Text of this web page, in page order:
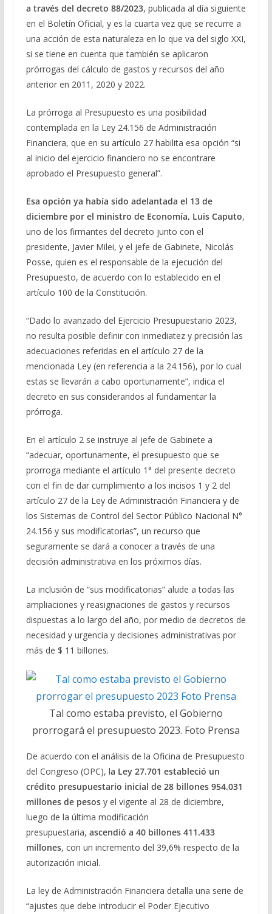
a través del decreto 88/2023, publicada al día siguiente
en el Boletín Oficial, y es la cuarta vez que se recurre a
una acción de esta naturaleza en lo que va del siglo XXI,
si se tiene en cuenta que también se aplicaron
prórrogas del cálculo de gastos y recursos del año
anterior en 2011, 2020 y 2022.
La prórroga al Presupuesto es una posibilidad
contemplada en la Ley 24.156 de Administración
Financiera, que en su artículo 27 habilita esa opción “si
al inicio del ejercicio financiero no se encontrare
aprobado el Presupuesto general”.
Esa opción ya había sido adelantada el 13 de
diciembre por el ministro de Economía, Luis Caputo,
uno de los firmantes del decreto junto con el
presidente, Javier Milei, y el jefe de Gabinete, Nicolás
Posse, quien es el responsable de la ejecución del
Presupuesto, de acuerdo con lo establecido en el
artículo 100 de la Constitución.
“Dado lo avanzado del Ejercicio Presupuestario 2023,
no resulta posible definir con inmediatez y precisión las
adecuaciones referidas en el artículo 27 de la
mencionada Ley (en referencia a la 24.156), por lo cual
estas se llevarán a cabo oportunamente”, indica el
decreto en sus considerandos al fundamentar la
prórroga.
En el artículo 2 se instruye al jefe de Gabinete a
“adecuar, oportunamente, el presupuesto que se
prorroga mediante el artículo 1° del presente decreto
con el fin de dar cumplimiento a los incisos 1 y 2 del
artículo 27 de la Ley de Administración Financiera y de
los Sistemas de Control del Sector Público Nacional N°
24.156 y sus modificatorias”, un recurso que
seguramente se dará a conocer a través de una
decisión administrativa en los próximos días.
La inclusión de “sus modificatorias” alude a todas las
ampliaciones y reasignaciones de gastos y recursos
dispuestas a lo largo del año, por medio de decretos de
necesidad y urgencia y decisiones administrativas por
más de $ 11 billones.
Tal como estaba previsto, el Gobierno
prorrogará el presupuesto 2023. Foto Prensa
De acuerdo con el análisis de la Oficina de Presupuesto
del Congreso (OPC), la Ley 27.701 estableció un
crédito presupuestario inicial de 28 billones 954.031
millones de pesosy el vigente al 28 de diciembre,
luego de la última modificación
presupuestaria, ascendió a 40 billones 411.433
millones, con un incremento del 39,6% respecto de la
autorización inicial.
La ley de Administración Financiera detalla una serie de
“ajustes que debe introducir el Poder Ejecutivo